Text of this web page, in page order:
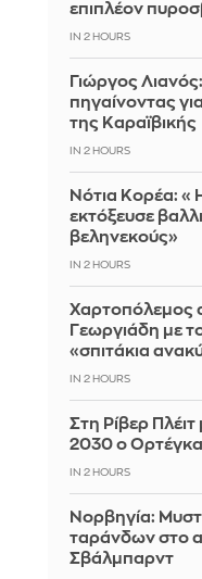
επιπλέον
IN 2 HOURS
Γιώργος
πηγαίνοντας
της Καραϊβικής
IN 2 HOURS
Νότια Κορέα:
εκτόξευσε
βεληνεκούς»
IN 2 HOURS
Χαρτοπόλεμος
Γεωργιάδη με
«σπιτάκια
IN 2 HOURS
Στη Ρίβερ
2030 ο Ορτέγκα
IN 2 HOURS
Νορβηγία:
ταράνδων στο
Σβάλμπαρντ